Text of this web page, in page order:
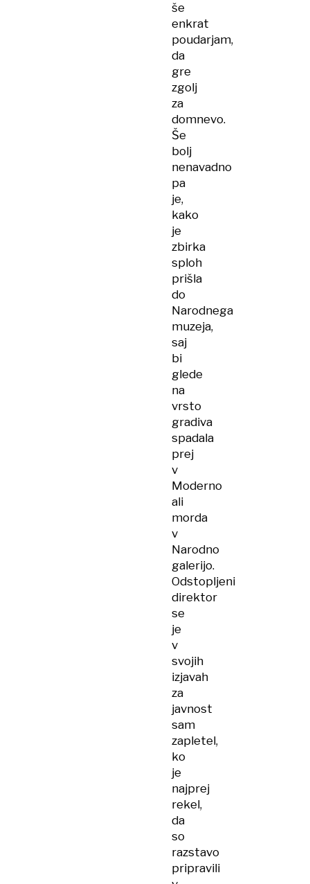
še
enkrat
poudarjam,
da
gre
zgolj
za
domnevo.
Še
bolj
nenavadno
pa
je,
kako
je
zbirka
sploh
prišla
do
Narodnega
muzeja,
saj
bi
glede
na
vrsto
gradiva
spadala
prej
v
Moderno
ali
morda
v
Narodno
galerijo.
Odstopljeni
direktor
se
je
v
svojih
izjavah
za
javnost
sam
zapletel,
ko
je
najprej
rekel,
da
so
razstavo
pripravili